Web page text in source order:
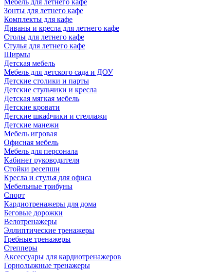
Мебель для летнего кафе
Зонты для летнего кафе
Комплекты для кафе
Диваны и кресла для летнего кафе
Столы для летнего кафе
Стулья для летнего кафе
Ширмы
Детская мебель
Мебель для детского сада и ДОУ
Детские столики и парты
Детские стульчики и кресла
Детская мягкая мебель
Детские кровати
Детские шкафчики и стеллажи
Детские манежи
Мебель игровая
Офисная мебель
Мебель для персонала
Кабинет руководителя
Стойки ресепшн
Кресла и стулья для офиса
Мебельные трибуны
Спорт
Кардиотренажеры для дома
Беговые дорожки
Велотренажеры
Эллиптические тренажеры
Гребные тренажеры
Степперы
Аксессуары для кардиотренажеров
Горнолыжные тренажеры